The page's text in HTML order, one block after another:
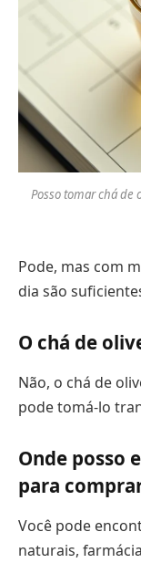
Posso tomar chá de
Pode, mas com
dia são
O chá de
Não, o chá de
pode tomá-lo
Onde posso
para
Você pode
naturais,